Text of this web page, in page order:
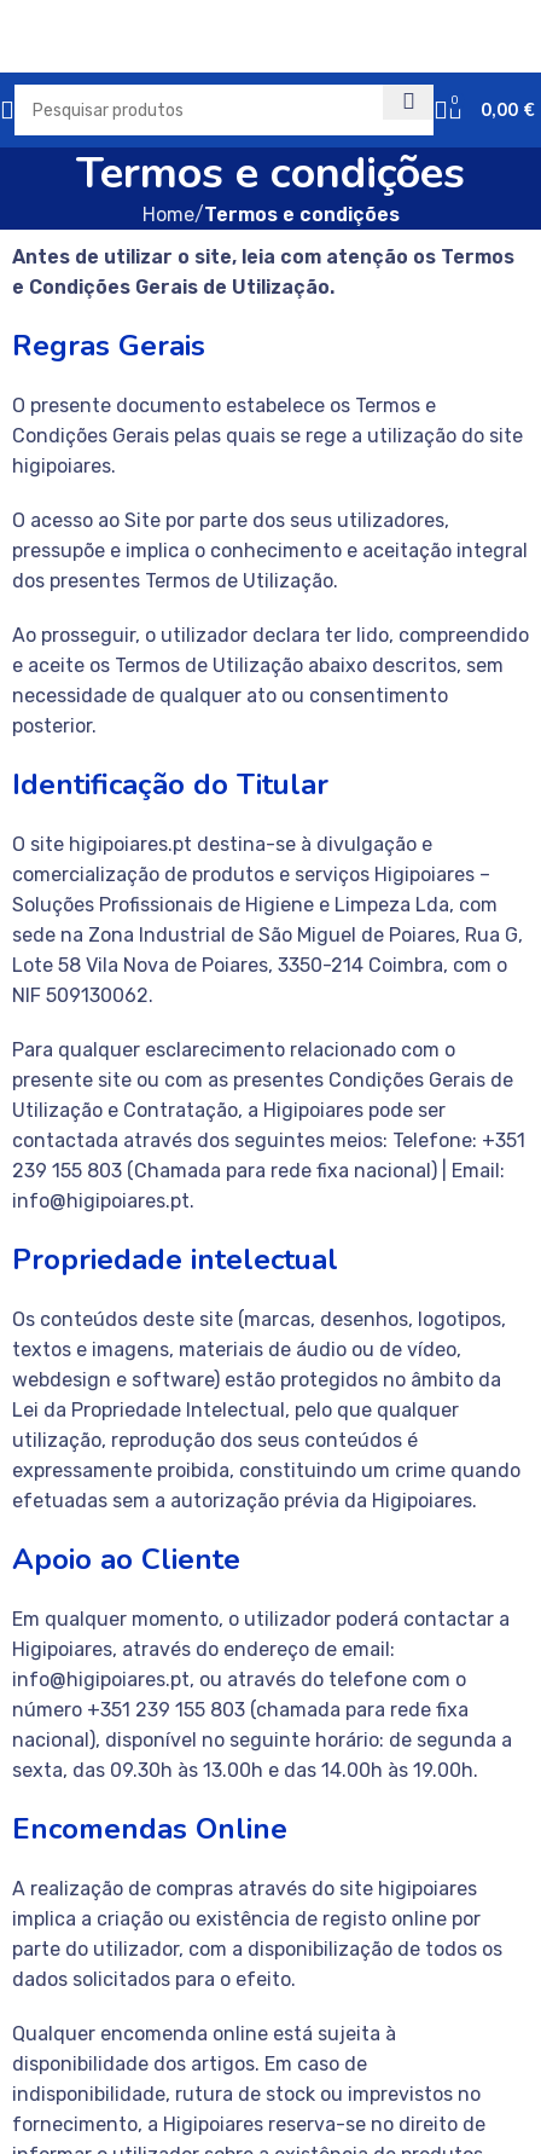
0 0,00 €
Termos e condições
Home Termos e condições
Antes de utilizar o site, leia com atenção os Termos
e Condições Gerais de Utilização.
Regras Gerais
O presente documento estabelece os Termos e
Condições Gerais pelas quais se rege a utilização do site
higipoiares.
O acesso ao Site por parte dos seus utilizadores,
pressupõe e implica o conhecimento e aceitação integral
dos presentes Termos de Utilização.
Ao prosseguir, o utilizador declara ter lido, compreendido
e aceite os Termos de Utilização abaixo descritos, sem
necessidade de qualquer ato ou consentimento
posterior.
Identificação do Titular
O site higipoiares.pt destina-se à divulgação e
comercialização de produtos e serviços Higipoiares –
Soluções Profissionais de Higiene e Limpeza Lda, com
sede na Zona Industrial de São Miguel de Poiares, Rua G,
Lote 58 Vila Nova de Poiares, 3350-214 Coimbra, com o
NIF 509130062.
Para qualquer esclarecimento relacionado com o
presente site ou com as presentes Condições Gerais de
Utilização e Contratação, a Higipoiares pode ser
contactada através dos seguintes meios: Telefone: +351
239 155 803 (Chamada para rede fixa nacional) | Email:
info@higipoiares.pt.
Propriedade intelectual
Os conteúdos deste site (marcas, desenhos, logotipos,
textos e imagens, materiais de áudio ou de vídeo,
webdesign e software) estão protegidos no âmbito da
Lei da Propriedade Intelectual, pelo que qualquer
utilização, reprodução dos seus conteúdos é
expressamente proibida, constituindo um crime quando
efetuadas sem a autorização prévia da Higipoiares.
Apoio ao Cliente
Em qualquer momento, o utilizador poderá contactar a
Higipoiares, através do endereço de email:
info@higipoiares.pt, ou através do telefone com o
número +351 239 155 803 (chamada para rede fixa
nacional), disponível no seguinte horário: de segunda a
sexta, das 09.30h às 13.00h e das 14.00h às 19.00h.
Encomendas Online
A realização de compras através do site higipoiares
implica a criação ou existência de registo online por
parte do utilizador, com a disponibilização de todos os
dados solicitados para o efeito.
Qualquer encomenda online está sujeita à
disponibilidade dos artigos. Em caso de
indisponibilidade, rutura de stock ou imprevistos no
fornecimento, a Higipoiares reserva-se no direito de